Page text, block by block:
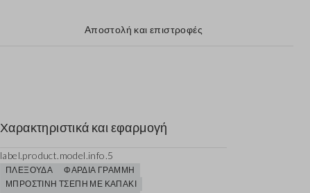
Αποστολή και επιστροφές
Χαρακτηριστικά και εφαρμογή
label.product.model.info.5
ΠΛΕΞΟΎΔΑ
ΦΑΡΔΙΆ ΓΡΑΜΜΉ
ΜΠΡΟΣΤΙΝΉ ΤΣΈΠΗ ΜΕ ΚΑΠΆΚΙ